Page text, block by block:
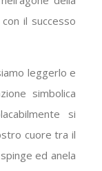
il successo
leggerlo e
simbolica
si
cuore tra il
ed anela